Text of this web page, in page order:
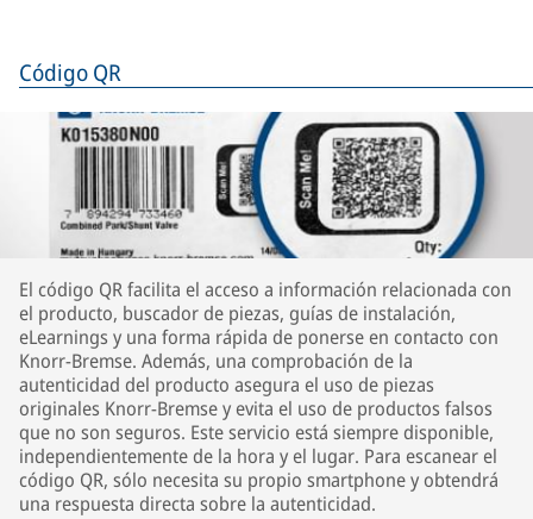
Código QR
El código QR facilita el acceso a información relacionada con
el producto, buscador de piezas, guías de instalación,
eLearnings y una forma rápida de ponerse en contacto con
Knorr-Bremse. Además, una comprobación de la
autenticidad del producto asegura el uso de piezas
originales Knorr-Bremse y evita el uso de productos falsos
que no son seguros. Este servicio está siempre disponible,
independientemente de la hora y el lugar. Para escanear el
código QR, sólo necesita su propio smartphone y obtendrá
una respuesta directa sobre la autenticidad.